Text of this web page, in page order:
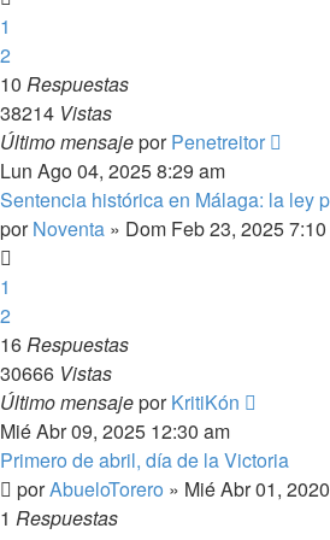
1
2
10 Respuestas
38214 Vistas
Último mensajeporPenetreitor
Lun Ago 04, 2025 8:29 am
Sentencia histórica en Málaga: la ley
porNoventa » Dom Feb 23, 2025
1
2
16Respuestas
30666 Vistas
Último mensajeporKritiKón
Mié Abr 09, 2025 12:30 am
Primero de abril, día de la Victoria
porAbueloTorero » Mié Abr 01,
1 Respuestas